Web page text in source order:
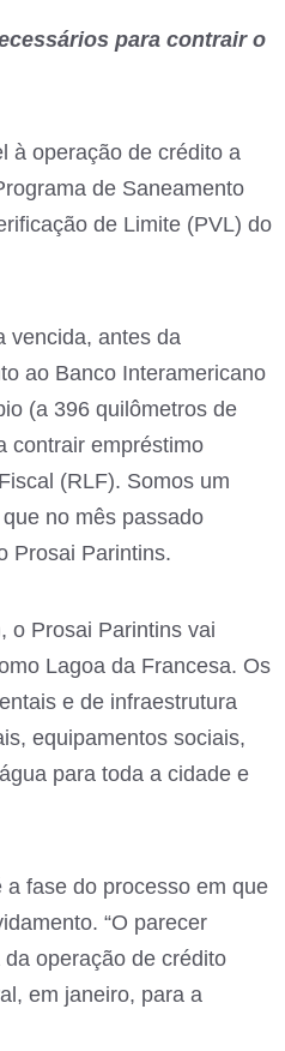
para contrair o
à operação de crédito a
de Saneamento
de Limite (PVL) do
vencida, antes da
ao Banco Interamericano
(a 396 quilômetros de
contrair empréstimo
(RLF). Somos um
no mês passado
Prosai Parintins.
o Prosai Parintins vai
Lagoa da Francesa. Os
e de infraestrutura
equipamentos sociais,
para toda a cidade e
fase do processo em que
“O parecer
operação de crédito
em janeiro, para a